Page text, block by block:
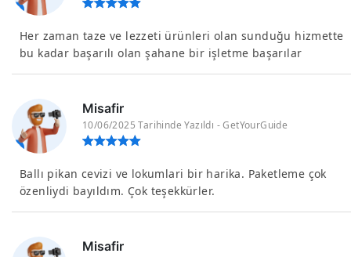
Her zaman taze ve lezzeti ürünleri olan sunduğu hizmette
bu kadar başarılı olan şahane bir işletme başarılar
Misafir
10/06/2025 Tarihinde Yazıldı - GetYourGuide
Ballı pikan cevizi ve lokumlari bir harika. Paketleme çok
özenliydi bayıldım. Çok teşekkürler.
Misafir